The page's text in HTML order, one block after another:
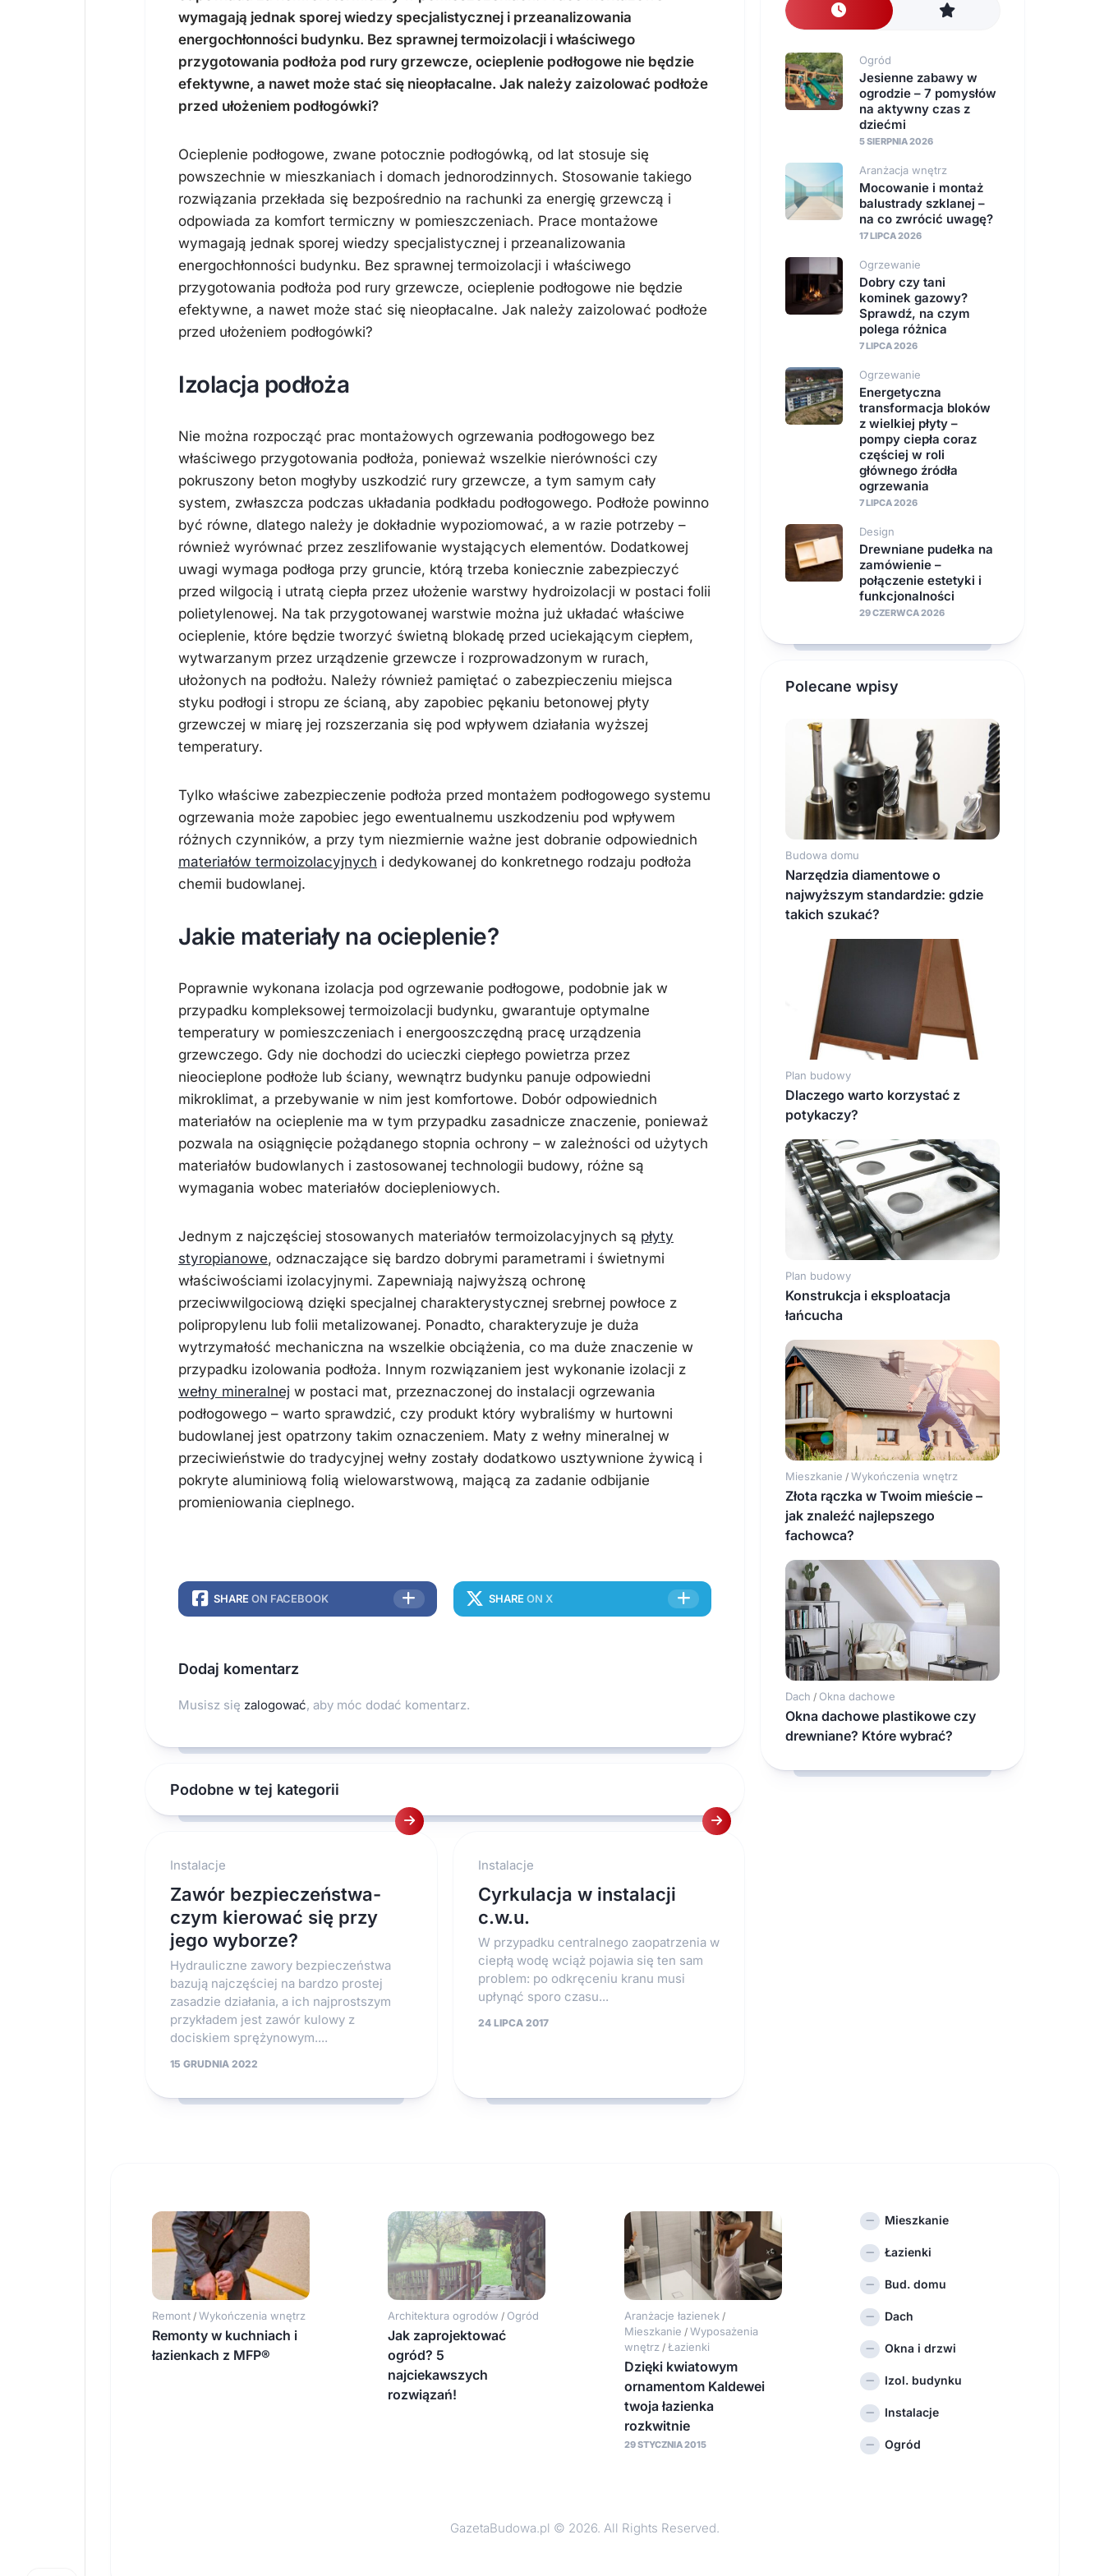
Więźba
dachowa
zimowe
nawierzchnie
wymagają jednak sporej wiedzy specjalistycznej i przeanalizowania
energochłonności budynku. Bez sprawnej termoizolacji i właściwego
przygotowania podłoża pod rury grzewcze, ocieplenie podłogowe nie będzie
efektywne, a nawet może stać się nieopłacalne. Jak należy zaizolować podłoże
przed ułożeniem podłogówki?
Ocieplenie podłogowe, zwane potocznie podłogówką, od lat stosuje się
powszechnie w mieszkaniach i domach jednorodzinnych. Stosowanie takiego
rozwiązania przekłada się bezpośrednio na rachunki za energię grzewczą i
odpowiada za komfort termiczny w pomieszczeniach. Prace montażowe
wymagają jednak sporej wiedzy specjalistycznej i przeanalizowania
energochłonności budynku. Bez sprawnej termoizolacji i właściwego
przygotowania podłoża pod rury grzewcze, ocieplenie podłogowe nie będzie
efektywne, a nawet może stać się nieopłacalne. Jak należy zaizolować podłoże
przed ułożeniem podłogówki?
Izolacja podłoża
Nie można rozpocząć prac montażowych ogrzewania podłogowego bez
właściwego przygotowania podłoża, ponieważ wszelkie nierówności czy
pokruszony beton mogłyby uszkodzić rury grzewcze, a tym samym cały
system, zwłaszcza podczas układania podkładu podłogowego. Podłoże powinno
być równe, dlatego należy je dokładnie wypoziomować, a w razie potrzeby –
również wyrównać przez zeszlifowanie wystających elementów. Dodatkowej
uwagi wymaga podłoga przy gruncie, którą trzeba koniecznie zabezpieczyć
przed wilgocią i utratą ciepła przez ułożenie warstwy hydroizolacji w postaci folii
polietylenowej. Na tak przygotowanej warstwie można już układać właściwe
ocieplenie, które będzie tworzyć świetną blokadę przed uciekającym ciepłem,
wytwarzanym przez urządzenie grzewcze i rozprowadzonym w rurach,
ułożonych na podłożu. Należy również pamiętać o zabezpieczeniu miejsca
styku podłogi i stropu ze ścianą, aby zapobiec pękaniu betonowej płyty
grzewczej w miarę jej rozszerzania się pod wpływem działania wyższej
temperatury.
Tylko właściwe zabezpieczenie podłoża przed montażem podłogowego systemu
ogrzewania może zapobiec jego ewentualnemu uszkodzeniu pod wpływem
różnych czynników, a przy tym niezmiernie ważne jest dobranie odpowiednich
materiałów termoizolacyjnych i dedykowanej do konkretnego rodzaju podłoża
chemii budowlanej.
Jakie materiały na ocieplenie?
Poprawnie wykonana izolacja pod ogrzewanie podłogowe, podobnie jak w
przypadku kompleksowej termoizolacji budynku, gwarantuje optymalne
temperatury w pomieszczeniach i energooszczędną pracę urządzenia
grzewczego. Gdy nie dochodzi do ucieczki ciepłego powietrza przez
nieocieplone podłoże lub ściany, wewnątrz budynku panuje odpowiedni
mikroklimat, a przebywanie w nim jest komfortowe. Dobór odpowiednich
materiałów na ocieplenie ma w tym przypadku zasadnicze znaczenie, ponieważ
pozwala na osiągnięcie pożądanego stopnia ochrony – w zależności od użytych
materiałów budowlanych i zastosowanej technologii budowy, różne są
wymagania wobec materiałów dociepleniowych.
Jednym z najczęściej stosowanych materiałów termoizolacyjnych są płyty
styropianowe, odznaczające się bardzo dobrymi parametrami i świetnymi
właściwościami izolacyjnymi. Zapewniają najwyższą ochronę
przeciwwilgociową dzięki specjalnej charakterystycznej srebrnej powłoce z
polipropylenu lub folii metalizowanej. Ponadto, charakteryzuje je duża
wytrzymałość mechaniczna na wszelkie obciążenia, co ma duże znaczenie w
przypadku izolowania podłoża. Innym rozwiązaniem jest wykonanie izolacji z
wełny mineralnej w postaci mat, przeznaczonej do instalacji ogrzewania
podłogowego – warto sprawdzić, czy produkt który wybraliśmy w hurtowni
budowlanej jest opatrzony takim oznaczeniem. Maty z wełny mineralnej w
przeciwieństwie do tradycyjnej wełny zostały dodatkowo usztywnione żywicą i
pokryte aluminiową folią wielowarstwową, mającą za zadanie odbijanie
promieniowania cieplnego.
SHARE ON FACEBOOK SHARE ON X
Dodaj komentarz
Musisz się zalogować, aby móc dodać komentarz.
Podobne w tej kategorii
Instalacje
Zawór bezpieczeństwa-
czym kierować się przy
jego wyborze?
Hydrauliczne zawory bezpieczeństwa
bazują najczęściej na bardzo prostej
zasadzie działania, a ich najprostszym
przykładem jest zawór kulowy z
dociskiem sprężynowym....
15 GRUDNIA 2022
Instalacje
Cyrkulacja w instalacji
c.w.u.
W przypadku centralnego zaopatrzenia w
ciepłą wodę wciąż pojawia się ten sam
problem: po odkręceniu kranu musi
upłynąć sporo czasu...
24 LIPCA 2017
Ogród
Jesienne zabawy w
ogrodzie – 7 pomysłów
na aktywny czas z
dziećmi
5 SIERPNIA 2026
Aranżacja wnętrz
Mocowanie i montaż
balustrady szklanej –
na co zwrócić uwagę?
17 LIPCA 2026
Ogrzewanie
Dobry czy tani
kominek gazowy?
Sprawdź, na czym
polega różnica
7 LIPCA 2026
Ogrzewanie
Energetyczna
transformacja bloków
z wielkiej płyty –
pompy ciepła coraz
częściej w roli
głównego źródła
ogrzewania
7 LIPCA 2026
Design
Drewniane pudełka na
zamówienie –
połączenie estetyki i
funkcjonalności
29 CZERWCA 2026
Polecane wpisy
Budowa domu
Narzędzia diamentowe o
najwyższym standardzie: gdzie
takich szukać?
Plan budowy
Dlaczego warto korzystać z
potykaczy?
Plan budowy
Konstrukcja i eksploatacja
łańcucha
Mieszkanie / Wykończenia wnętrz
Złota rączka w Twoim mieście –
jak znaleźć najlepszego
fachowca?
Dach / Okna dachowe
Okna dachowe plastikowe czy
drewniane? Które wybrać?
Remont / Wykończenia wnętrz
Remonty w kuchniach i
łazienkach z MFP®
Architektura ogrodów / Ogród
Jak zaprojektować
ogród? 5
najciekawszych
rozwiązań!
Aranżacje łazienek/
Mieszkanie / Wyposażenia
wnętrz/ Łazienki
Dzięki kwiatowym
ornamentom Kaldewei
twoja łazienka
rozkwitnie
29 STYCZNIA 2015
Mieszkanie
Łazienki
Bud. domu
Dach
Okna i drzwi
Izol. budynku
Instalacje
Ogród
GazetaBudowa.pl © 2026. All Rights Reserved.